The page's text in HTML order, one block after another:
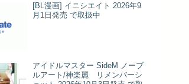
[BL漫画] イニシエイト 2026年9
月1日発売 で取扱中
アイドルマスター SideM ノーブ
ルアート/神楽麗 リメンバーシ